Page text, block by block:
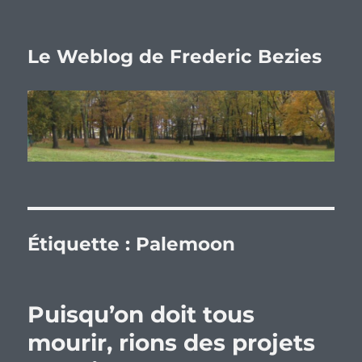
Le Weblog de Frederic Bezies
Étiquette : Palemoon
Puisqu’on doit tous
mourir, rions des projets